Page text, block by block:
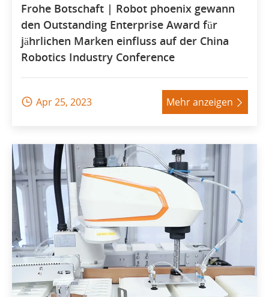
Frohe Botschaft | Robot phoenix gewann
den Outstanding Enterprise Award für
jährlichen Marken einfluss auf der China
Robotics Industry Conference
 Apr 25, 2023 Mehr anzeigen 